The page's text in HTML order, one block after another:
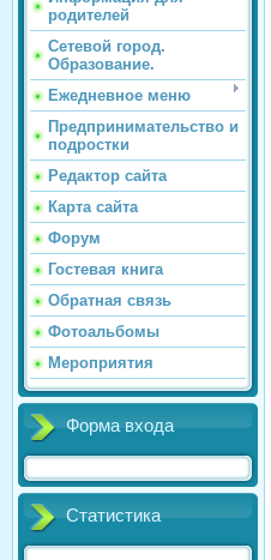
родителей
Сетевой город.
Образование.
Ежедневное меню
Предпринимательство и
подростки
Редактор сайта
Карта сайта
Форум
Гостевая книга
Обратная связь
Фотоальбомы
Мероприятия
Форма входа
Статистика